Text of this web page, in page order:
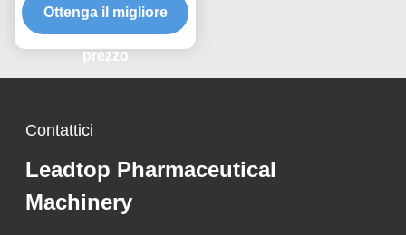
Osmosis con 1000L/H
Ottenga il migliore
prezzo
Contattici
Leadtop Pharmaceutical
Machinery